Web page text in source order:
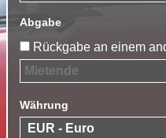
Abgabe
Rückgabe an einem
Währung